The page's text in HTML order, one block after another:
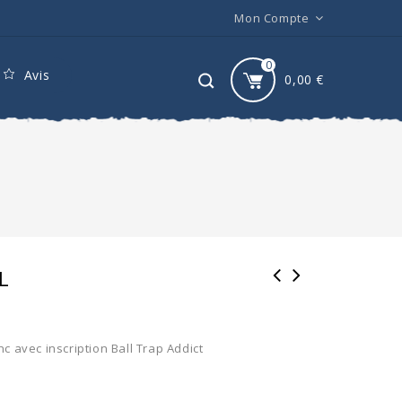
Mon Compte
Avis
0
0,00€
avec inscription Ball Trap Addict